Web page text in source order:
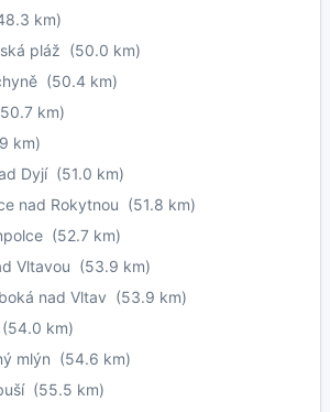
km)
pláž (50.0 km)
(50.4 km)
km)
km)
Dyjí(51.0 km)
nad Rokytnou (51.8 km)
(52.7 km)
Vltavou (53.9 km)
nad Vltav (53.9 km)
(54.0 km)
mlýn (54.6 km)
(55.5 km)